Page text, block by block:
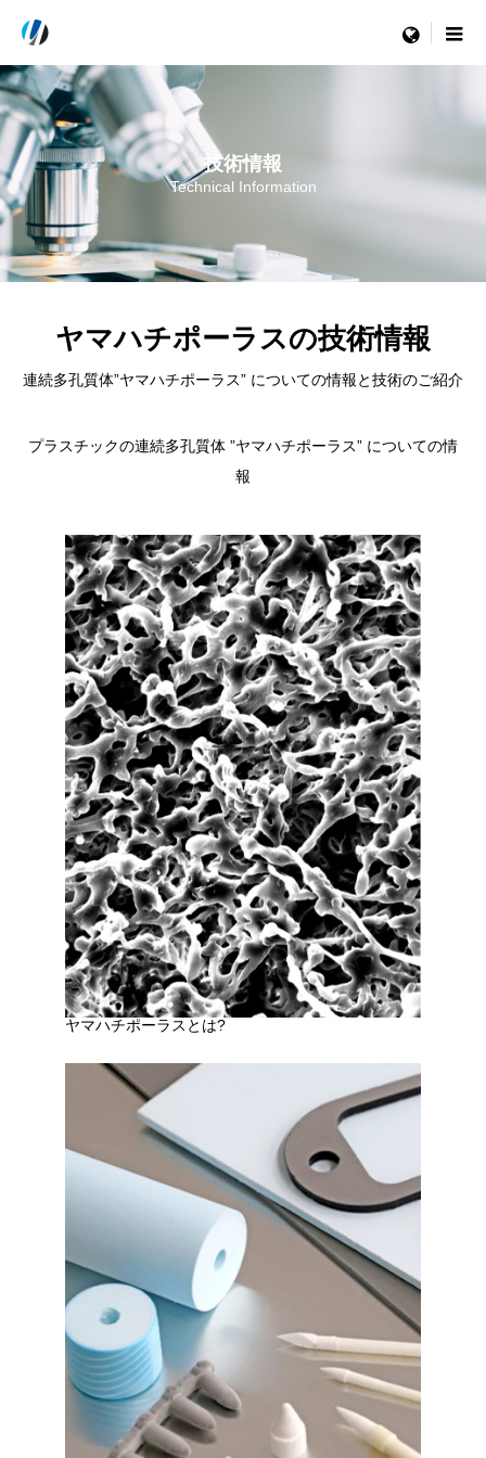
menu
技術情報
Technical Information
ヤマハチポーラスの技術情報
連続多孔質体”ヤマハチポーラス” についての情報と技術のご紹介
プラスチックの連続多孔質体 ”ヤマハチポーラス” についての情
報
ヤマハチポーラスとは?